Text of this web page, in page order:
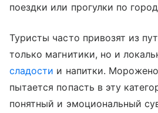
поездки или прогулки по
Туристы часто привозят из
только магнитики, но и
сладости и напитки.
пытается попасть в эту
понятный и эмоциональный